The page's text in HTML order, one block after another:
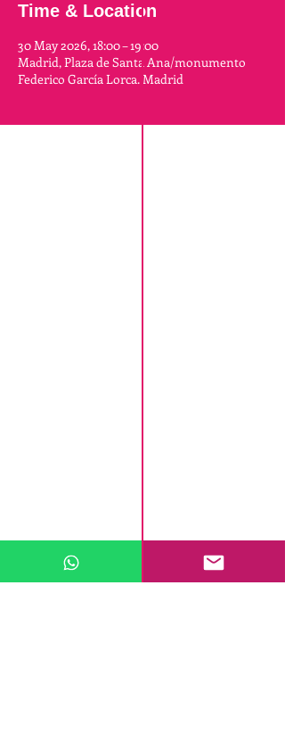
Time & Location
30 May 2026, 18:00 – 19:00
Madrid, Plaza de Santa Ana/monumento
Federico García Lorca. Madrid